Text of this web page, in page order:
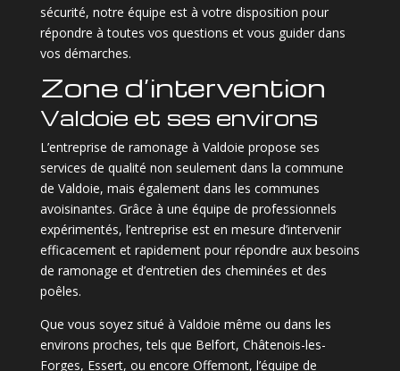
sécurité, notre équipe est à votre disposition pour
répondre à toutes vos questions et vous guider dans
vos démarches.
Zone d’intervention
Valdoie et ses environs
L’entreprise de ramonage à Valdoie propose ses
services de qualité non seulement dans la commune
de Valdoie, mais également dans les communes
avoisinantes. Grâce à une équipe de professionnels
expérimentés, l’entreprise est en mesure d’intervenir
efficacement et rapidement pour répondre aux besoins
de ramonage et d’entretien des cheminées et des
poêles.
Que vous soyez situé à Valdoie même ou dans les
environs proches, tels que Belfort, Châtenois-les-
Forges, Essert, ou encore Offemont, l’équipe de